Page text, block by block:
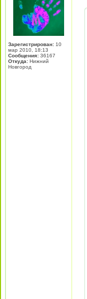
Зарегистрирован: 10
мар 2010, 18:13
Сообщения: 36167
Откуда: Нижний
Новгород